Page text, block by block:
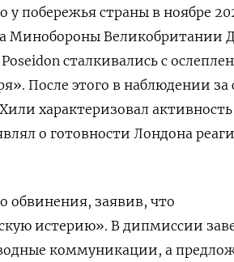
у побережья страны в ноябре
Минобороны Великобритании
сталкивались с
После этого в наблюдении за
характеризовал активность
о готовности Лондона
обвинения, заявив, что
истерию». В дипмиссии
коммуникации, а